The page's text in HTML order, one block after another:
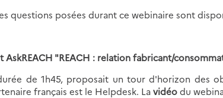
questions posées durant ce webinaire sont
"REACH : relation fabricant/
de 1h45, proposait un tour d'horizon des
français est le Helpdesk. Lavidéodu